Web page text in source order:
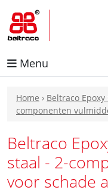
Menu
Home › Beltraco Epoxy
componenten
Beltraco
staal - 2-
voor schade